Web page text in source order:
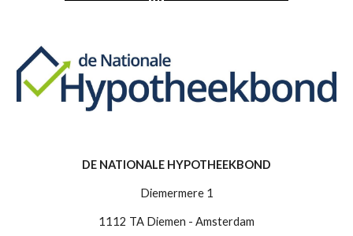
DE NATIONALE HYPOTHEEKBOND
Diemermere 1
1112 TA Diemen - Amsterdam